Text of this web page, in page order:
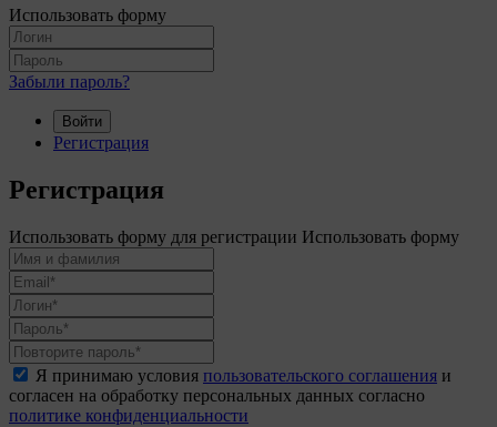
Использовать форму
Забыли пароль?
Войти
Регистрация
Регистрация
Использовать форму для регистрации Использовать форму
Я принимаю условия пользовательского соглашения и
согласен на обработку персональных данных согласно
политике конфиденциальности